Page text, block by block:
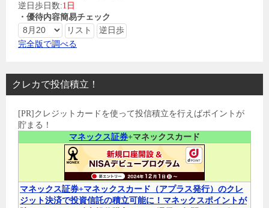
逆日歩日数:1日
・優待内容簡易チェック
完全版で調べる
クレカで投信積立！
[PR]クレジットカードを使って投信積立を行えばポイントが
貯まる！
マネックス証券+マネックスカード
マネックス証券+マネックスカード（アプラス発行）のクレ
ジット決済で投資信託の積立可能に！マネックスポイントが